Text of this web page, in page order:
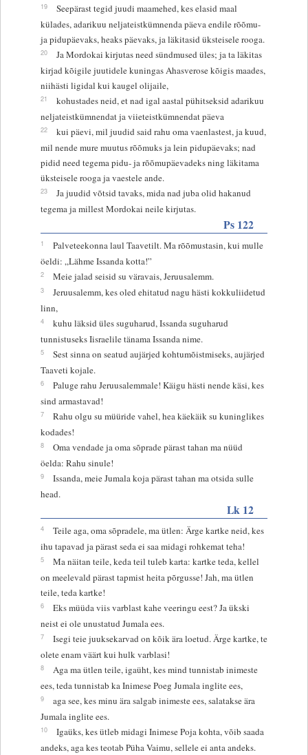
19
Seepärast tegid juudi maamehed, kes elasid maal
külades, adarikuu neljateistkümnenda päeva endile rõõmu-
ja pidupäevaks, heaks päevaks, ja läkitasid üksteisele rooga.
20
Ja Mordokai kirjutas need sündmused üles; ja ta läkitas
kirjad kõigile juutidele kuningas Ahasverose kõigis maades,
niihästi ligidal kui kaugel olijaile,
21
kohustades neid, et nad igal aastal pühitseksid adarikuu
neljateistkümnendat ja viieteistkümnendat päeva
22
kui päevi, mil juudid said rahu oma vaenlastest, ja kuud,
mil nende mure muutus rõõmuks ja lein pidupäevaks; nad
pidid need tegema pidu- ja rõõmupäevadeks ning läkitama
üksteisele rooga ja vaestele ande.
23
Ja juudid võtsid tavaks, mida nad juba olid hakanud
tegema ja millest Mordokai neile kirjutas.
Ps 122
1
Palveteekonna laul Taavetilt. Ma rõõmustasin, kui mulle
öeldi: „Lähme Issanda kotta!”
2 Meie jalad seisid su väravais, Jeruusalemm.
3
Jeruusalemm, kes oled ehitatud nagu hästi kokkuliidetud
linn,
4
kuhu läksid üles suguharud, Issanda suguharud
tunnistuseks Iisraelile tänama Issanda nime.
5
Sest sinna on seatud aujärjed kohtumõistmiseks, aujärjed
Taaveti kojale.
6
Paluge rahu Jeruusalemmale! Käigu hästi nende käsi, kes
sind armastavad!
7
Rahu olgu su müüride vahel, hea käekäik su kuninglikes
kodades!
8
Oma vendade ja oma sõprade pärast tahan ma nüüd
öelda: Rahu sinule!
9
Issanda, meie Jumala koja pärast tahan ma otsida sulle
head.
Lk 12
4
Teile aga, oma sõpradele, ma ütlen: Ärge kartke neid, kes
ihu tapavad ja pärast seda ei saa midagi rohkemat teha!
5
Ma näitan teile, keda teil tuleb karta: kartke teda, kellel
on meelevald pärast tapmist heita põrgusse! Jah, ma ütlen
teile, teda kartke!
6
Eks müüda viis varblast kahe veeringu eest? Ja ükski
neist ei ole unustatud Jumala ees.
7
Isegi teie juuksekarvad on kõik ära loetud. Ärge kartke, te
olete enam väärt kui hulk varblasi!
8
Aga ma ütlen teile, igaüht, kes mind tunnistab inimeste
ees, teda tunnistab ka Inimese Poeg Jumala inglite ees,
9
aga see, kes minu ära salgab inimeste ees, salatakse ära
Jumala inglite ees.
10
Igaüks, kes ütleb midagi Inimese Poja kohta, võib saada
andeks, aga kes teotab Püha Vaimu, sellele ei anta andeks.